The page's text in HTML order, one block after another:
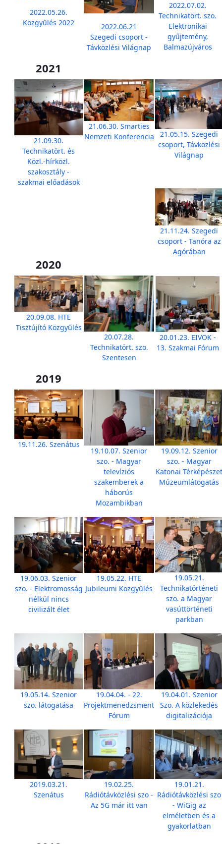
2022.05.26.
Közgyűlés 2022
2022.06.21
Szegedi csoport -
Távközlési Világnap
2022.07.02.
Technikatört. szo.
Elektronikai
gyűjtemény,
Balmazújváros
2021
21.09.30.
Technikatört. és
Közl.-hírközl.
szakosztály -
szakmai előadások
21.06.30. Smarties
Nemzeti Konferencia
21.05.15. Szegedi
csoport, Távközlési
Világnap
21.11.24. Szegedi
csoport - Tanóra az
Agórában
2020
20.09.08. HTE
Tisztújító Közgyűlés
20.07.28.
Technikatört. szo.
Szentesen
20.01.23. EIVOK -
13. Szakmai Fórum
2019
19.11.26. Szenátus
19.10.07. Szenior
szo. - Magyar
televíziós
szakemberek a
háborús
Mozambikban
19.09.12. Szenior
szo. - Magyar
Katonai Térképészet
Múzeumlátogatás
19.06.03. Szenior
szo. - Elektromosság
nélkül nincs
civilizált élet
19.05.22. HTE
Jubileumi Közgyűlés
19.05.21.
Technikatörténeti
szo. a Magyar
vasúttörténeti
parkban
19.05.14. Szenior
szo. látogatása
19.04.04. - 22.
Projektmenedzsment
Fórum
19.04.01. Szenior
Szo. A közlekedés
digitalizációja
2019.03.21.
Szenátus
19.02.25.
Rádiótávközlési szo -
Az 5G már itt van
19.01.21.
Rádiótávközlési szo
- WiGig az
elméletben és a
gyakorlatban